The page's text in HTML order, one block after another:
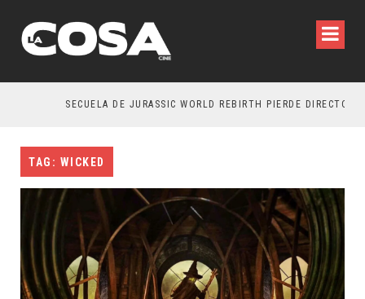
SECUELA DE JURASSIC WORLD REBIRTH PIERDE DIRECTOR
TAG: WICKED